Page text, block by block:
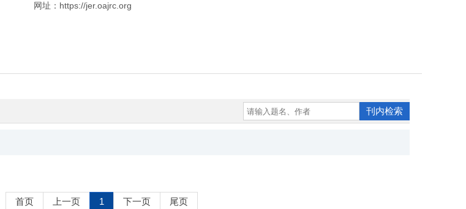
网址：https://jer.oajrc.org
首页 上一页 1 下一页 尾页